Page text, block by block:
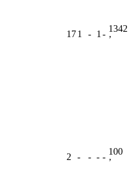
171 - 1 -
1342
ʼ
2 - - - -
100
ʼ